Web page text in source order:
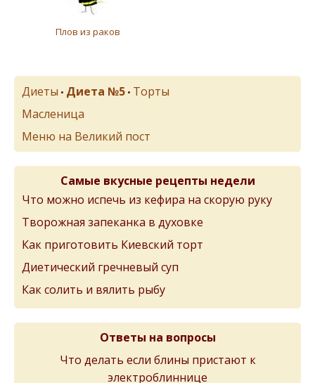
Плов из раков
Диеты • Диета №5 • Торты
Масленица
Меню на Великий пост
Самые вкусные рецепты недели
Что можно испечь из кефира на скорую руку
Творожная запеканка в духовке
Как приготовить Киевский торт
Диетический гречневый суп
Как солить и вялить рыбу
Ответы на вопросы
Что делать если блины пристают к
электроблиннице